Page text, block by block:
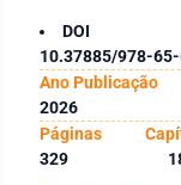
DOI
10.37885/978-
Ano Publicação
2026
Páginas
329